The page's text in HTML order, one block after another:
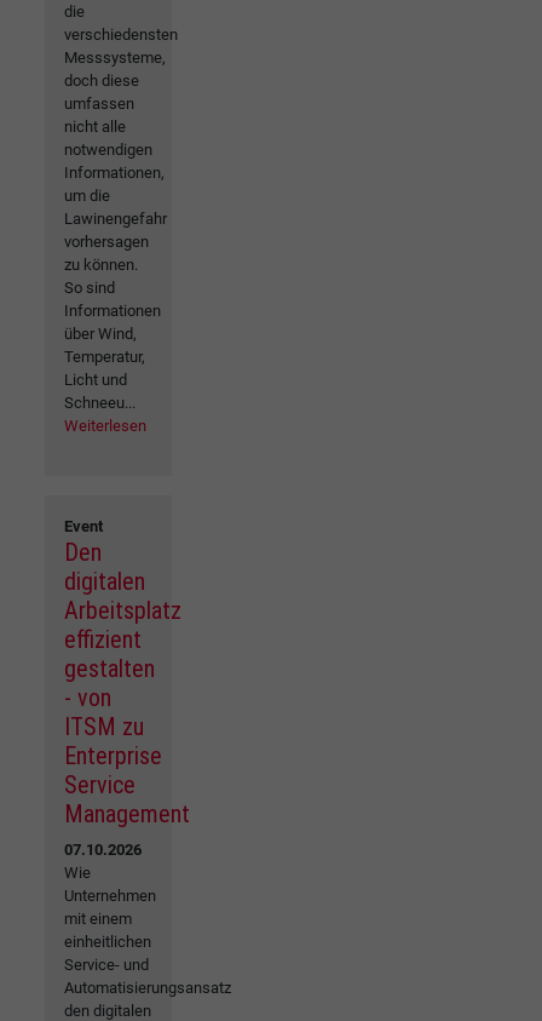
die
verschiedensten
Messsysteme,
doch diese
umfassen
nicht alle
notwendigen
Informationen,
um die
Lawinengefahr
vorhersagen
zu können.
So sind
Informationen
über Wind,
Temperatur,
Licht und
Schneeu...
Weiterlesen
Event
Den
digitalen
Arbeitsplatz
effizient
gestalten
- von
ITSM zu
Enterprise
Service
Management
07.10.2026
Wie
Unternehmen
mit einem
einheitlichen
Service- und
Automatisierungsansatz
den digitalen